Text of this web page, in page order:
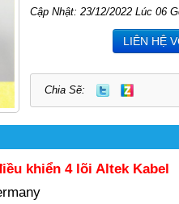
Cập Nhật: 23/12/2022 Lúc 06
LIÊN HỆ
Chia Sẽ:
khiển 4 lõi Altek Kabel